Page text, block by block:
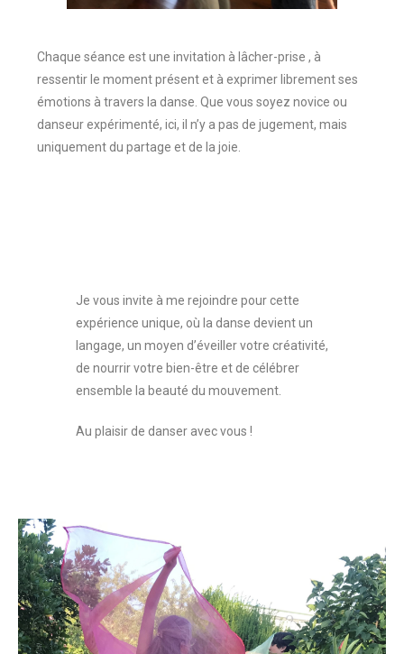
Chaque séance est une invitation à lâcher-prise , à
ressentir le moment présent et à exprimer librement ses
émotions à travers la danse. Que vous soyez novice ou
danseur expérimenté, ici, il n’y a pas de jugement, mais
uniquement du partage et de la joie.
Je vous invite à me rejoindre pour cette
expérience unique, où la danse devient un
langage, un moyen d’éveiller votre créativité,
de nourrir votre bien-être et de célébrer
ensemble la beauté du mouvement.
Au plaisir de danser avec vous !